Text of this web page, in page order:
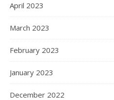
April 2023
March 2023
February 2023
January 2023
December 2022